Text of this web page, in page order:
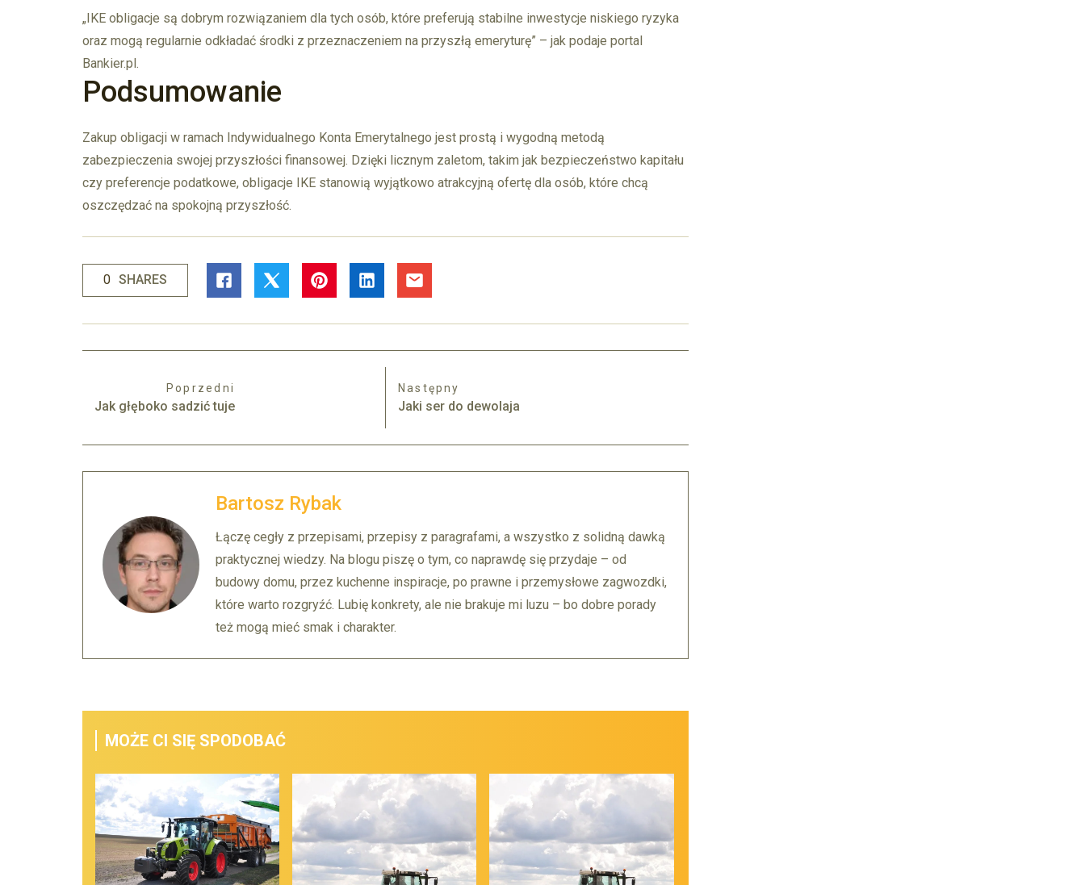
„IKE obligacje są dobrym rozwiązaniem dla tych osób, które preferują stabilne inwestycje niskiego ryzyka
oraz mogą regularnie odkładać środki z przeznaczeniem na przyszłą emeryturę” – jak podaje portal
Bankier.pl.
Podsumowanie
Zakup obligacji w ramach Indywidualnego Konta Emerytalnego jest prostą i wygodną metodą
zabezpieczenia swojej przyszłości finansowej. Dzięki licznym zaletom, takim jak bezpieczeństwo kapitału
czy preferencje podatkowe, obligacje IKE stanowią wyjątkowo atrakcyjną ofertę dla osób, które chcą
oszczędzać na spokojną przyszłość.
0 SHARES
Poprzedni
Jak głęboko sadzić tuje
Następny
Jaki ser do dewolaja
Bartosz Rybak
Łączę cegły z przepisami, przepisy z paragrafami, a wszystko z solidną dawką
praktycznej wiedzy. Na blogu piszę o tym, co naprawdę się przydaje – od
budowy domu, przez kuchenne inspiracje, po prawne i przemysłowe zagwozdki,
które warto rozgryźć. Lubię konkrety, ale nie brakuje mi luzu – bo dobre porady
też mogą mieć smak i charakter.
MOŻE CI SIĘ SPODOBAĆ